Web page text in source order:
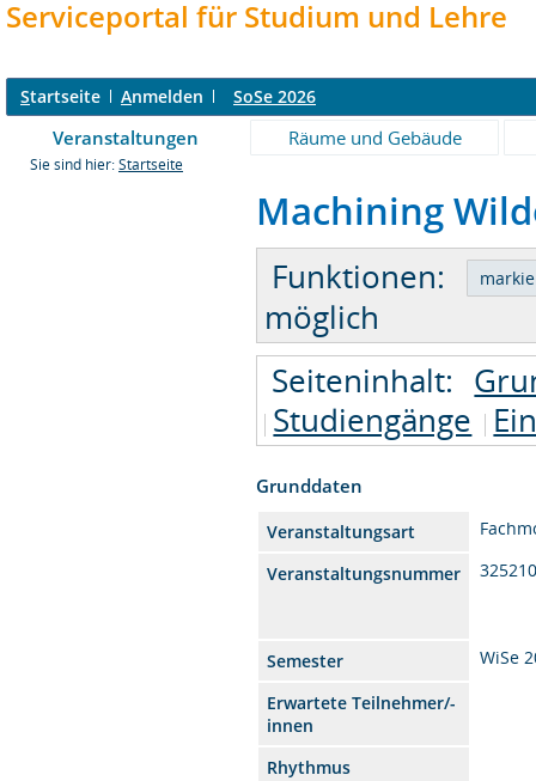
Serviceportal für Studium und Lehre
Startseite Anmelden SoSe 2026
Veranstaltungen Räume und Gebäude
Sie sind hier: Startseite
Machining
Funktionen:
möglich
Seiteninhalt:
Studiengänge
Grunddaten
Veranstaltungsart
Veranstaltungsnummer
Semester
WiSe
Erwartete Teilnehmer/-
innen
Rhythmus